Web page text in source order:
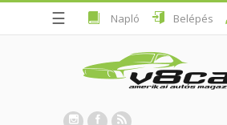
☰ Napló Belépés